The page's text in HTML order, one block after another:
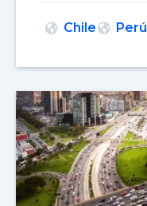
Chile Perú